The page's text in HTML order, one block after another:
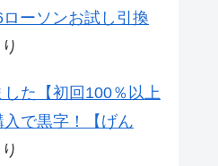
ーソンお試し引換
た【初回100％以上
で黒字！【げん